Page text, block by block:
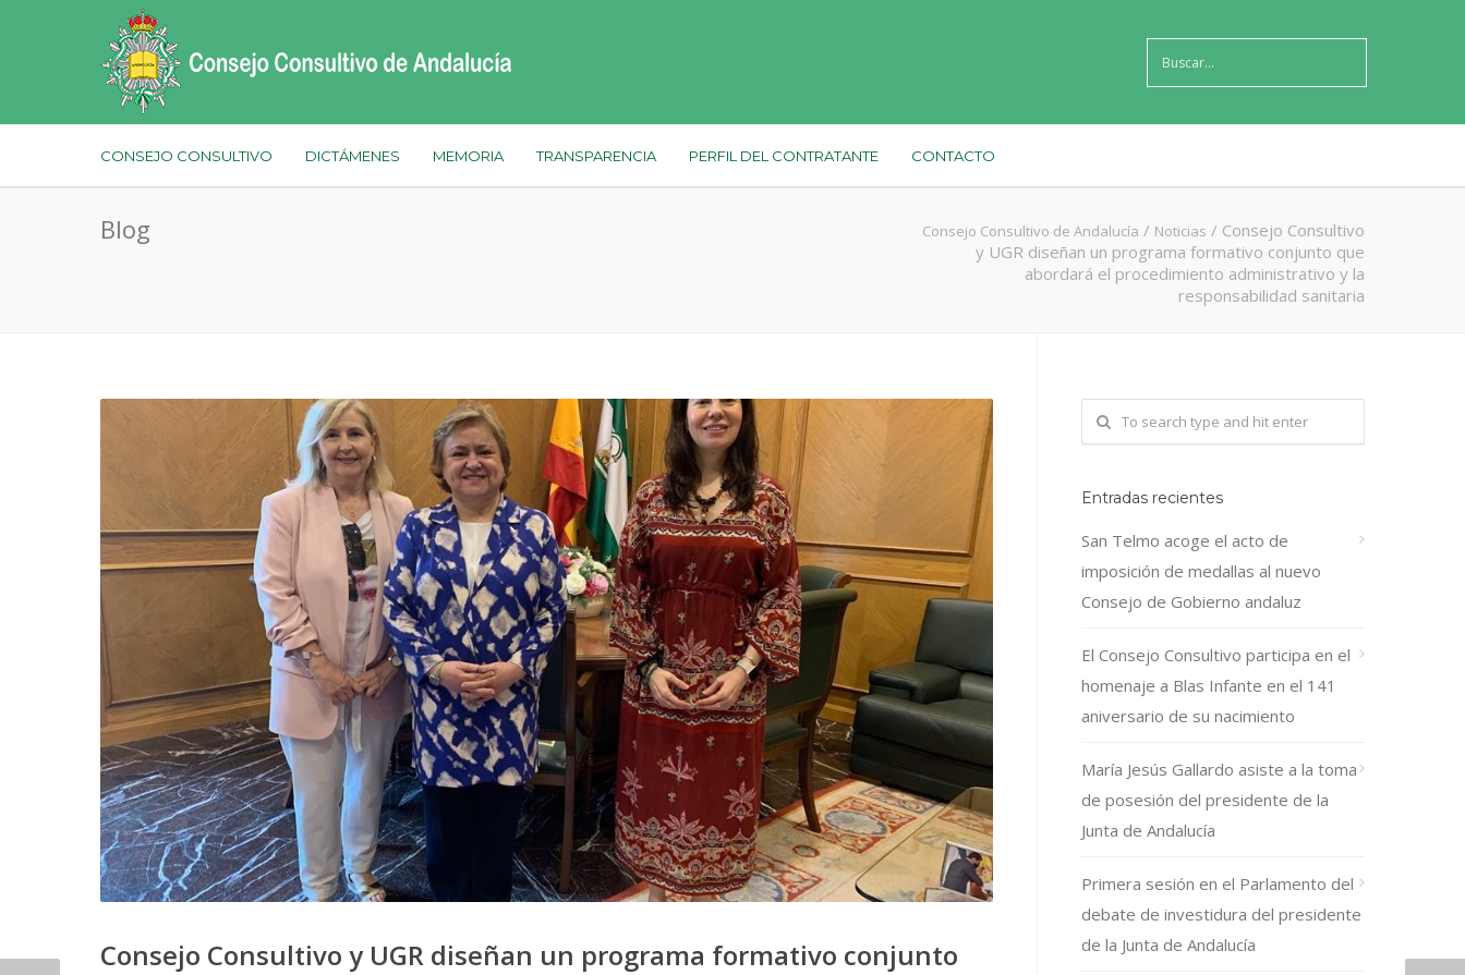
CONSEJO CONSULTIVO DICTÁMENES MEMORIA TRANSPARENCIA PERFIL DEL CONTRATANTE CONTACTO
Blog Consejo Consultivo de Andalucía / Noticias / Consejo Consultivo
y UGR diseñan un programa formativo conjunto que
abordará el procedimiento administrativo y la
responsabilidad sanitaria
Consejo Consultivo y UGR diseñan un programa formativo conjunto
Entradas recientes
San Telmo acoge el acto de
imposición de medallas al nuevo
Consejo de Gobierno andaluz
El Consejo Consultivo participa en el
homenaje a Blas Infante en el 141
aniversario de su nacimiento
María Jesús Gallardo asiste a la toma
de posesión del presidente de la
Junta de Andalucía
Primera sesión en el Parlamento del
debate de investidura del presidente
de la Junta de Andalucía